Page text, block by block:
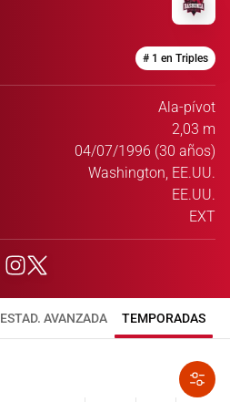
# 1 en Triples
Ala-pívot
2,03 m
04/07/1996 (30 años)
Washington, EE.UU.
EE.UU.
EXT
ESTAD. AVANZADA TEMPORADAS